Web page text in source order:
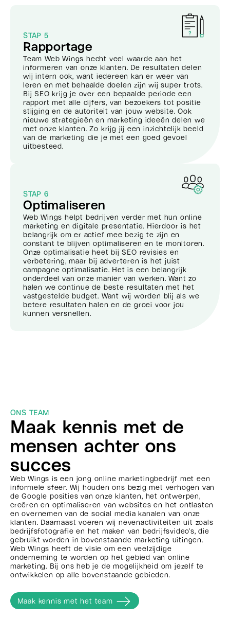
STAP 5
Rapportage
Team Web Wings hecht veel waarde aan het
informeren van onze klanten. De resultaten delen
wij intern ook, want iedereen kan er weer van
leren en met behaalde doelen zijn wij super trots.
Bij SEO krijg je over een bepaalde periode een
rapport met alle cijfers, van bezoekers tot positie
stijging en de autoriteit van jouw website. Ook
nieuwe strategieën en marketing ideeën delen we
met onze klanten. Zo krijg jij een inzichtelijk beeld
van de marketing die je met een goed gevoel
uitbesteed.
STAP 6
Optimaliseren
Web Wings helpt bedrijven verder met hun online
marketing en digitale presentatie. Hierdoor is het
belangrijk om er actief mee bezig te zijn en
constant te blijven optimaliseren en te monitoren.
Onze optimalisatie heet bij SEO revisies en
verbetering, maar bij adverteren is het juist
campagne optimalisatie. Het is een belangrijk
onderdeel van onze manier van werken. Want zo
halen we continue de beste resultaten met het
vastgestelde budget. Want wij worden blij als we
betere resultaten halen en de groei voor jou
kunnen versnellen.
ONS TEAM
Maak kennis met de
mensen achter ons
succes
Web Wings is een jong online marketingbedrijf met een
informele sfeer. Wij houden ons bezig met verhogen van
de Google posities van onze klanten, het ontwerpen,
creëren en optimaliseren van websites en het ontlasten
en overnemen van de social media kanalen van onze
klanten. Daarnaast voeren wij nevenactiviteiten uit zoals
bedrijfsfotografie en het maken van bedrijfsvideo’s, die
gebruikt worden in bovenstaande marketing uitingen.
Web Wings heeft de visie om een veelzijdige
onderneming te worden op het gebied van online
marketing. Bij ons heb je de mogelijkheid om jezelf te
ontwikkelen op alle bovenstaande gebieden.
Maak kennis met het team